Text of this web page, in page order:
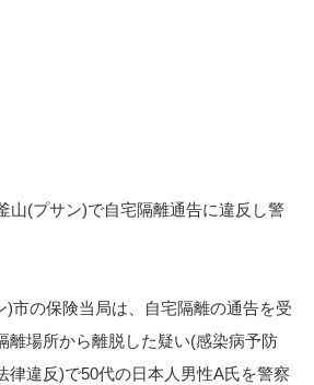
山(プサン)で自宅隔離通告に違反し警
)市の保険当局は、自宅隔離の通告を受
離場所から離脱した疑い(感染病予防
律違反)で50代の日本人男性A氏を警察